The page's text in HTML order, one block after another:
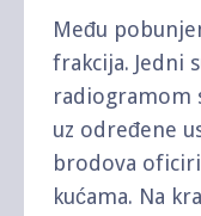
Među
frakcija. Jedni
radiogramom
uz određene
brodova
kućama. Na